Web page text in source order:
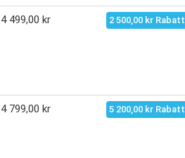
4 499,00 kr 2 500,00 kr Rabatt
4 799,00 kr 5 200,00 kr Rabatt